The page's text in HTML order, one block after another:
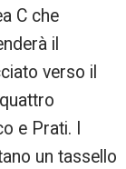
C che
il
verso il
e Prati. I
un tassello